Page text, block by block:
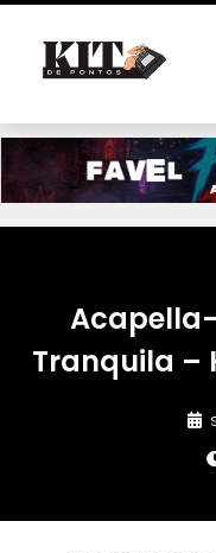
Acapella-
Tranquila –